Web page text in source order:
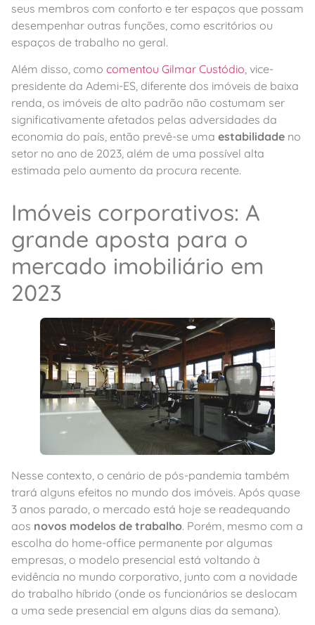
seus membros com conforto e ter espaços que possam
desempenhar outras funções, como escritórios ou
espaços de trabalho no geral.
Além disso, como comentou Gilmar Custódio , vice-
presidente da Ademi-ES, diferente dos imóveis de baixa
renda, os imóveis de alto padrão não costumam ser
significativamente afetados pelas adversidades da
economia do país, então prevê-se uma estabilidade no
setor no ano de 2023, além de uma possível alta
estimada pelo aumento da procura recente.
Imóveis corporativos: A
grande aposta para o
mercado imobiliário em
2023
Nesse contexto, o cenário de pós-pandemia também
trará alguns efeitos no mundo dos imóveis. Após quase
3 anos parado, o mercado está hoje se readequando
aos novos modelos de trabalho. Porém, mesmo com a
escolha do home-office permanente por algumas
empresas, o modelo presencial está voltando à
evidência no mundo corporativo, junto com a novidade
do trabalho híbrido (onde os funcionários se deslocam
a uma sede presencial em alguns dias da semana).